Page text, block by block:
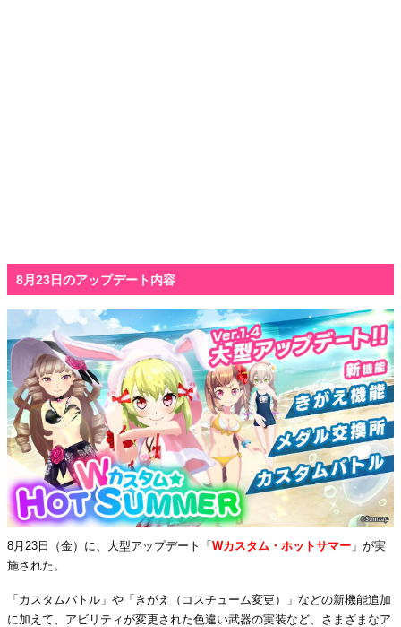
8月23日のアップデート内容
8月23日（金）に、大型アップデート「 Wカスタム・ホットサマー 」が実
施された。
「カスタムバトル」や「きがえ（コスチューム変更）」などの新機能追加
に加えて、アビリティが変更された色違い武器の実装など、さまざまなア